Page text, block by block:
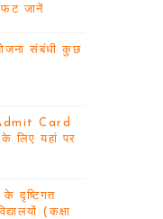
जानें
संबंधी कुछ
Card
लिए यहां पर
के दृष्टिगत
(कक्षा